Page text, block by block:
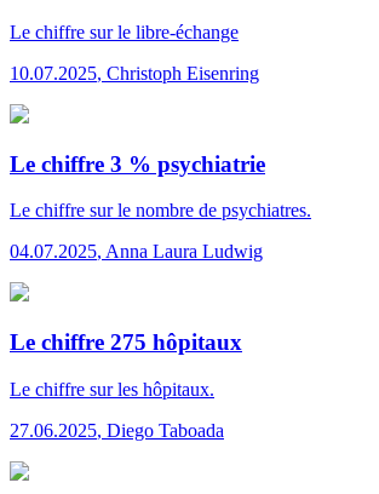
Le chiffre sur le libre-échange
10.07.2025, Christoph Eisenring
Le chiffre 3 % psychiatrie
Le chiffre sur le nombre de psychiatres.
04.07.2025, Anna Laura Ludwig
Le chiffre 275 hôpitaux
Le chiffre sur les hôpitaux.
27.06.2025, Diego Taboada